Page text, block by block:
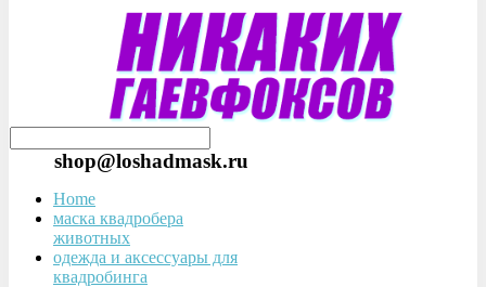
shop@loshadmask.ru
Home
маска квадробера
животных
одежда и аксессуары для
квадробинга